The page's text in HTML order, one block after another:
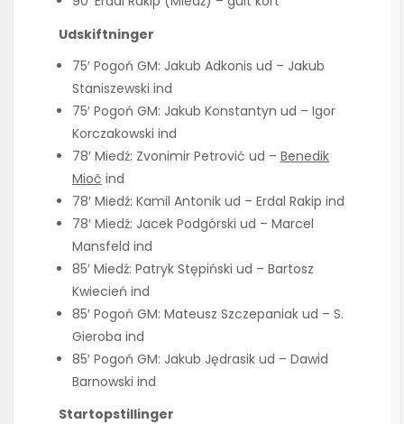
Udskiftninger
75′ Pogoń GM: Jakub Adkonis ud – Jakub
Staniszewski ind
75′ Pogoń GM: Jakub Konstantyn ud – Igor
Korczakowski ind
78′ Miedź: Zvonimir Petrović ud – Benedik
Mioč ind
78′ Miedź: Kamil Antonik ud – Erdal Rakip ind
78′ Miedź: Jacek Podgórski ud – Marcel
Mansfeld ind
85′ Miedź: Patryk Stępiński ud – Bartosz
Kwiecień ind
85′ Pogoń GM: Mateusz Szczepaniak ud – S.
Gieroba ind
85′ Pogoń GM: Jakub Jędrasik ud – Dawid
Barnowski ind
Startopstillinger